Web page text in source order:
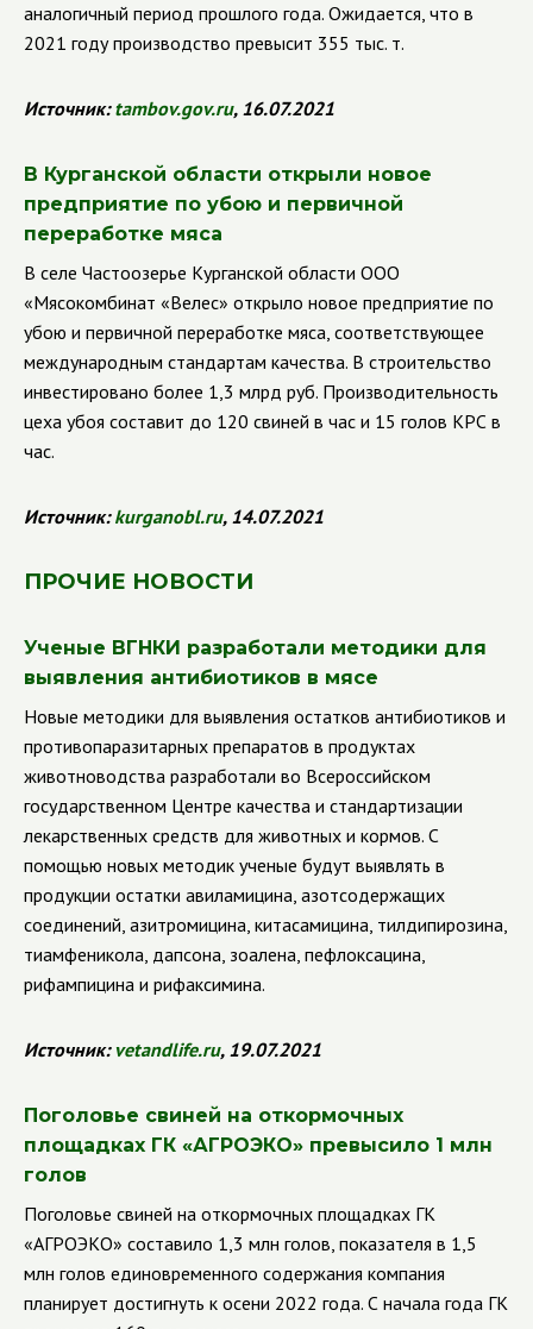
аналогичный период прошлого года. Ожидается, что в
2021 году производство превысит 355 тыс. т.
Источник:tambov.gov.ru, 16.07.2021
В Курганской области открыли новое
предприятие по убою и первичной
переработке мяса
В селе Частоозерье Курганской области ООО
«Мясокомбинат «Велес» открыло новое предприятие по
убою и первичной переработке мяса, соответствующее
международным стандартам качества. В строительство
инвестировано более 1,3 млрд руб. Производительность
цеха убоя составит до 120 свиней в час и 15 голов КРС в
час.
Источник:kurganobl.ru, 14.07.2021
ПРОЧИЕ НОВОСТИ
Ученые ВГНКИ разработали методики для
выявления антибиотиков в мясе
Новые методики для выявления остатков антибиотиков и
противопаразитарных препаратов в продуктах
животноводства разработали во Всероссийском
государственном Центре качества и стандартизации
лекарственных средств для животных и кормов. С
помощью новых методик ученые будут выявлять в
продукции остатки авиламицина, азотсодержащих
соединений, азитромицина, китасамицина, тилдипирозина,
тиамфеникола, дапсона, зоалена, пефлоксацина,
рифампицина и рифаксимина.
Источник:vetandlife.ru, 19.07.2021
Поголовье свиней на откормочных
площадках ГК «АГРОЭКО» превысило 1 млн
голов
Поголовье свиней на откормочных площадках ГК
«АГРОЭКО» составило 1,3 млн голов, показателя в 1,5
млн голов единовременного содержания компания
планирует достигнуть к осени 2022 года. С начала года ГК